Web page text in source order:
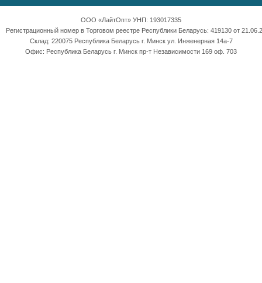
ООО «ЛайтОпт» УНП: 193017335
Регистрационный номер в Торговом реестре Республики Беларусь: 419130 от
Склад: 220075 Республика Беларусь г. Минск ул. Инженерная 14а-7
Офис: Республика Беларусь г. Минск пр-т Независимости 169 оф. 703